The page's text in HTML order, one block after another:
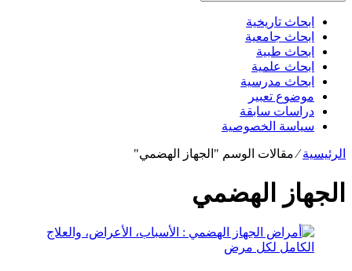
ابحاث تاريخية
ابحاث جامعية
ابحاث طبية
ابحاث علمية
ابحاث مدرسية
موضوع تعبير
دراسات سابقة
سياسة الخصوصية
الرئيسية⁄مقالات الوسم "الجهاز الهضمي"
الجهاز الهضمي